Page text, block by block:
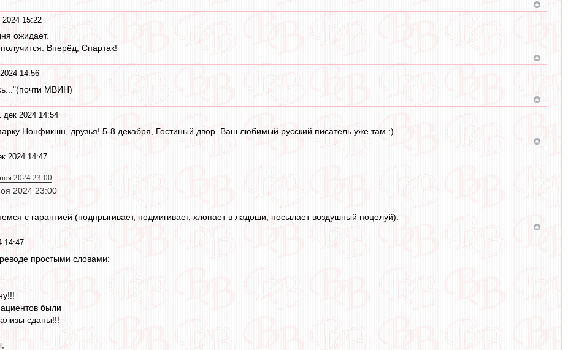
2024 15:22
ожидает.
Вперёд, Спартак!
14:56
МВИН)
дек 2024 14:54
Нонфикшн, друзья! 5-8 декабря, Гостиный двор. Ваш любимый русский писатель уже там ;)
2024 14:47
2024 23:00
2024 23:00
с гарантией (подпрыгивает, подмигивает, хлопает в ладоши, посылает воздушный поцелуй).
14:47
простыми словами:
были
сданы!!!